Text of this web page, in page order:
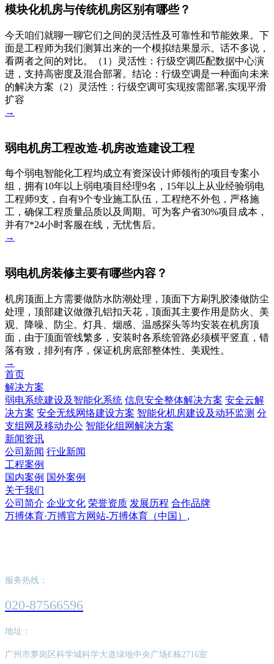
模块化机房与传统机房区别有哪些？
今天咱们就聊一聊它们之间的灵活性及可靠性和节能效果。下
面是工程师为我们测算出来的一个模拟结果显示。话不多说，
看两者之间的对比。（1）灵活性：行级空调匹配数据中心演
进，支持高密度及混合部署。结论：行级空调是一种面向未来
的解决方案（2）灵活性：行级空调可实现按需部署,实现平滑
扩容
→
弱电机房工程改造-机房改造建设工程
每个弱电智能化工程均成立有资深设计师领衔的项目专案小
组，拥有10年以上弱电项目经理9名，15年以上从业经验弱电
工程师9支，自有9个专业施工队伍，工程绝不外包，严格施
工，确保工程质量品质以及周期。可为客户省30%项目成本，
并有7*24小时客服在线，无忧售后。
→
弱电机房装修主要有哪些内容？
机房顶面上方需要做防水防潮处理，顶面下方刷乳胶漆做防尘
处理，顶部建议做微孔铝扣天花，顶面其主要作用是防火、美
观、降噪、防尘。灯具、烟感、温感探头等均安装在机房顶
面，由于顶面管线繁多，安装时各系统管路必须横平竖直，错
落有致，排列有序，保证机房底部整体性、美观性。
→
首页
解决方案
弱电系统建设及智能化系统 信息安全整体解决方案 安全云解
决方案 安全无线网络建设方案 智能化机房建设及动环监测 分
支组网及移动办公 智能化组网解决方案
新闻资讯
公司新闻 行业新闻
工程案例
国内案例 国外案例
关于我们
公司简介 企业文化 荣誉资质 发展历程 合作品牌
万搏体育·万搏官方网站-万搏体育（中国）,
服务热线：
020-87566596
地址：
广州市萝岗区科学城科学大道绿地中央广场E栋2716室